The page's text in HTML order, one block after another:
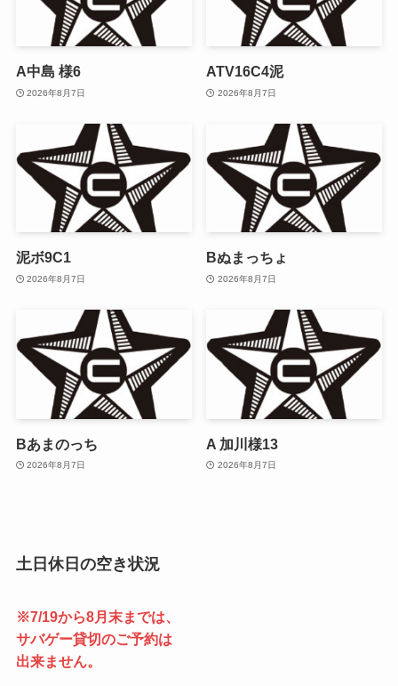
A中島 様6
2026年8月7日
ATV16C4泥
2026年8月7日
泥ボ9C1
2026年8月7日
Bぬまっちょ
2026年8月7日
Bあまのっち
2026年8月7日
A 加川様13
2026年8月7日
土日休日の空き状況
※7/19から8月末までは、
サバゲー貸切のご予約は
出来ません。